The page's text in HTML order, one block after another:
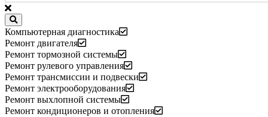
Компьютерная диагностика
Ремонт двигателя
Ремонт тормозной системы
Ремонт рулевого управления
Ремонт трансмиссии и подвески
Ремонт электрооборудования
Ремонт выхлопной системы
Ремонт кондиционеров и отопления